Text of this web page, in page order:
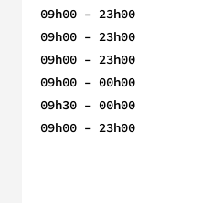
09h00 – 23h00
09h00 – 23h00
09h00 – 23h00
09h00 – 00h00
09h30 – 00h00
09h00 – 23h00